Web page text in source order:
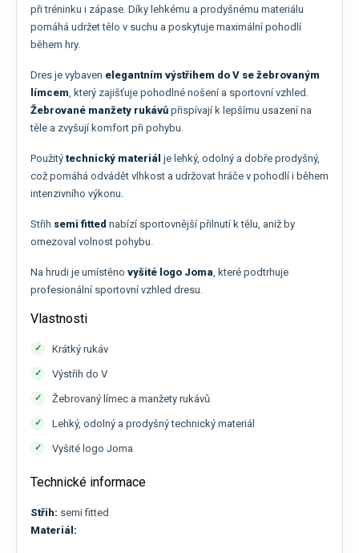
při tréninku i zápase. Díky lehkému a prodyšnému materiálu
pomáhá udržet tělo v suchu a poskytuje maximální pohodlí
během hry.
Dres je vybaven elegantním výstřihem do V se žebrovaným
límcem, který zajišťuje pohodlné nošení a sportovní vzhled.
Žebrované manžety rukávů přispívají k lepšímu usazení na
těle a zvyšují komfort při pohybu.
Použitý technický materiál je lehký, odolný a dobře prodyšný,
což pomáhá odvádět vlhkost a udržovat hráče v pohodlí i během
intenzivního výkonu.
Střih semi fitted nabízí sportovnější přilnutí k tělu, aniž by
omezoval volnost pohybu.
Na hrudi je umístěno vyšité logo Joma, které podtrhuje
profesionální sportovní vzhled dresu.
Vlastnosti
Krátký rukáv
Výstřih do V
Žebrovaný límec a manžety rukávů
Lehký, odolný a prodyšný technický materiál
Vyšité logo Joma
Technické informace
Střih: semi fitted
Materiál: